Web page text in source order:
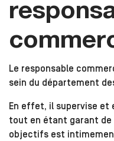
Le responsable
sein du département
En effet, il supervise et
tout en étant garant de
objectifs est